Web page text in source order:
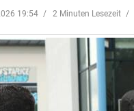
19:54 2 Minuten Lesezeit